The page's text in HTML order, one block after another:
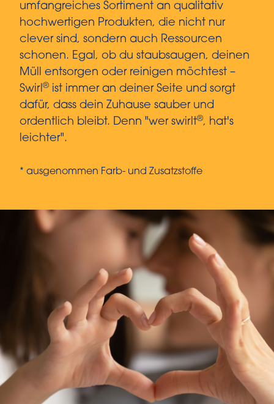
umfangreiches Sortiment an qualitativ
hochwertigen Produkten, die nicht nur
clever sind, sondern auch Ressourcen
schonen. Egal, ob du staubsaugen, deinen
Müll entsorgen oder reinigen möchtest –
Swirl®ist immer an deiner Seite und sorgt
dafür, dass dein Zuhause sauber und
ordentlich bleibt. Denn "wer swirlt®, hat's
leichter".
* ausgenommen Farb- und Zusatzstoffe